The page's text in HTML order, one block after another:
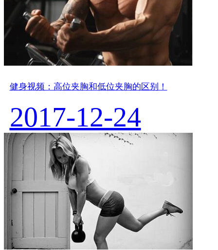
健身视频：高位夹胸和低位夹胸的区别！
2017-12-24